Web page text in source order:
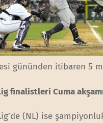
gününden itibaren 5
finalistleri Cuma
(NL) ise